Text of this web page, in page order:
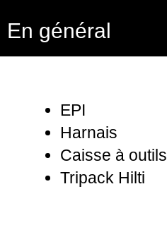
En général
EPI
Harnais
Caisse à outils
Tripack Hilti